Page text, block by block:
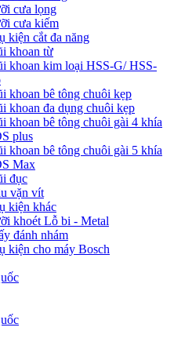
cưa lọng
cưa kiếm
kiện cắt đa năng
khoan từ
khoan kim loại HSS-G/ HSS-
khoan bê tông chuôi kẹp
khoan đa dụng chuôi kẹp
khoan bê tông chuôi gài 4 khía
plus
khoan bê tông chuôi gài 5 khía
Max
đục
vặn vít
kiện khác
khoét Lỗ bi - Metal
đánh nhám
kiện cho máy Bosch